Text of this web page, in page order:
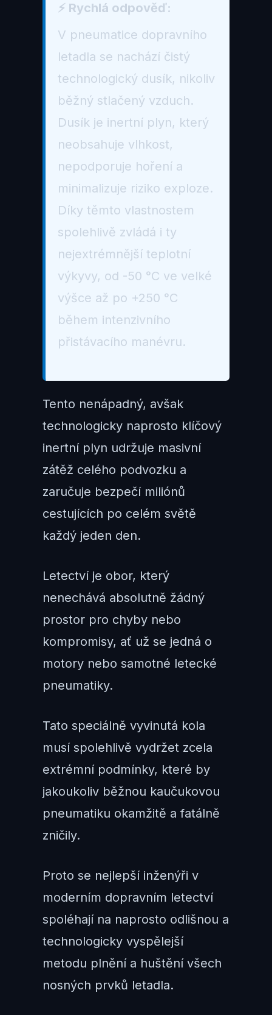
⚡ Rychlá odpověď:
V pneumatice dopravního
letadla se nachází čistý
technologický dusík, nikoliv
běžný stlačený vzduch.
Dusík je inertní plyn, který
neobsahuje vlhkost,
nepodporuje hoření a
minimalizuje riziko exploze.
Díky těmto vlastnostem
spolehlivě zvládá i ty
nejextrémnější teplotní
výkyvy, od -50 °C ve velké
výšce až po +250 °C
během intenzivního
přistávacího manévru.
Tento nenápadný, avšak
technologicky naprosto klíčový
inertní plyn udržuje masivní
zátěž celého podvozku a
zaručuje bezpečí miliónů
cestujících po celém světě
každý jeden den.
Letectví je obor, který
nenechává absolutně žádný
prostor pro chyby nebo
kompromisy, ať už se jedná o
motory nebo samotné letecké
pneumatiky.
Tato speciálně vyvinutá kola
musí spolehlivě vydržet zcela
extrémní podmínky, které by
jakoukoliv běžnou kaučukovou
pneumatiku okamžitě a fatálně
zničily.
Proto se nejlepší inženýři v
moderním dopravním letectví
spoléhají na naprosto odlišnou a
technologicky vyspělejší
metodu plnění a huštění všech
nosných prvků letadla.